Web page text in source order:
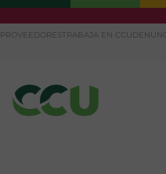
al
PROVEEDORES TRABAJA EN CCU